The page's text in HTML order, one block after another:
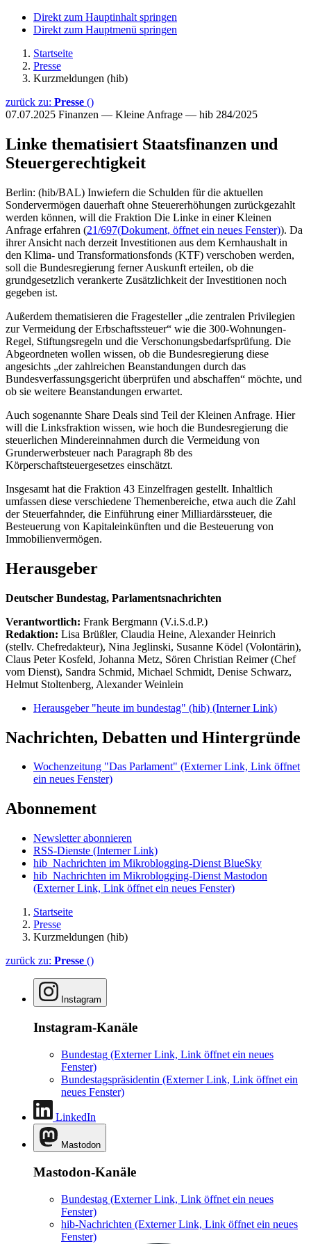
Direkt zum Hauptinhalt springen
Direkt zum Hauptmenü springen
Startseite
Presse
Kurzmeldungen (hib)
zurück zu: Presse ()
07.07.2025 Finanzen — Kleine Anfrage — hib 284/2025
Linke thematisiert Staatsfinanzen und
Steuergerechtigkeit
Berlin: (hib/BAL) Inwiefern die Schulden für die aktuellen
Sondervermögen dauerhaft ohne Steuererhöhungen zurückgezahlt
werden können, will die Fraktion Die Linke in einer Kleinen
Anfrage erfahren (21/697(Dokument, öffnet ein neues Fenster)). Da
ihrer Ansicht nach derzeit Investitionen aus dem Kernhaushalt in
den Klima- und Transformationsfonds (KTF) verschoben werden,
soll die Bundesregierung ferner Auskunft erteilen, ob die
grundgesetzlich verankerte Zusätzlichkeit der Investitionen noch
gegeben ist.
Außerdem thematisieren die Fragesteller „die zentralen Privilegien
zur Vermeidung der Erbschaftssteuer“ wie die 300-Wohnungen-
Regel, Stiftungsregeln und die Verschonungsbedarfsprüfung. Die
Abgeordneten wollen wissen, ob die Bundesregierung diese
angesichts „der zahlreichen Beanstandungen durch das
Bundesverfassungsgericht überprüfen und abschaffen“ möchte, und
ob sie weitere Beanstandungen erwartet.
Auch sogenannte Share Deals sind Teil der Kleinen Anfrage. Hier
will die Linksfraktion wissen, wie hoch die Bundesregierung die
steuerlichen Mindereinnahmen durch die Vermeidung von
Grunderwerbsteuer nach Paragraph 8b des
Körperschaftsteuergesetzes einschätzt.
Insgesamt hat die Fraktion 43 Einzelfragen gestellt. Inhaltlich
umfassen diese verschiedene Themenbereiche, etwa auch die Zahl
der Steuerfahnder, die Einführung einer Milliardärssteuer, die
Besteuerung von Kapitaleinkünften und die Besteuerung von
Immobilienvermögen.
Herausgeber
Deutscher Bundestag, Parlamentsnachrichten
Verantwortlich: Frank Bergmann (V.i.S.d.P.)
Redaktion: Lisa Brüßler, Claudia Heine, Alexander Heinrich
(stellv. Chefredakteur), Nina Jeglinski, Susanne Ködel (Volontärin),
Claus Peter Kosfeld, Johanna Metz, Sören Christian Reimer (Chef
vom Dienst), Sandra Schmid, Michael Schmidt, Denise Schwarz,
Helmut Stoltenberg, Alexander Weinlein
Herausgeber "heute im bundestag" (hib) (Interner Link)
Nachrichten, Debatten und Hintergründe
Wochenzeitung "Das Parlament" (Externer Link, Link öffnet
ein neues Fenster)
Abonnement
Newsletter abonnieren
RSS-Dienste (Interner Link)
hib_Nachrichten im Mikroblogging-Dienst BlueSky
hib_Nachrichten im Mikroblogging-Dienst Mastodon
(Externer Link, Link öffnet ein neues Fenster)
Startseite
Presse
Kurzmeldungen (hib)
zurück zu: Presse ()
Instagram
Instagram-Kanäle
Bundestag (Externer Link, Link öffnet ein neues
Fenster)
Bundestagspräsidentin (Externer Link, Link öffnet ein
neues Fenster)
LinkedIn
Mastodon
Mastodon-Kanäle
Bundestag (Externer Link, Link öffnet ein neues
Fenster)
hib-Nachrichten (Externer Link, Link öffnet ein neues
Fenster)